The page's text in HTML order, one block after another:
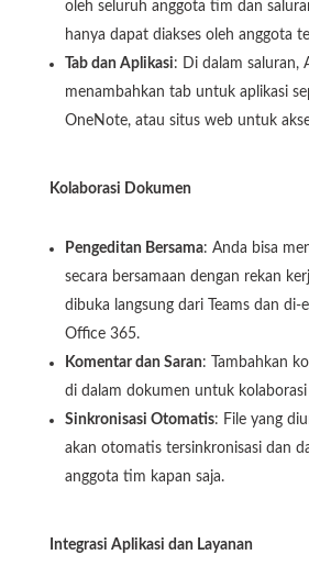
oleh seluruh anggota tim dan
hanya dapat diakses oleh anggota
Tab dan Aplikasi: Di dalam saluran,
menambahkan tab untuk aplikasi
OneNote, atau situs web untuk
Kolaborasi Dokumen
Pengeditan Bersama: Anda bisa
secara bersamaan dengan rekan
dibuka langsung dari Teams dan di-
Office 365.
Komentar dan Saran: Tambahkan
di dalam dokumen untuk
Sinkronisasi Otomatis: File yang
akan otomatis tersinkronisasi dan
anggota tim kapan saja.
Integrasi Aplikasi dan Layanan